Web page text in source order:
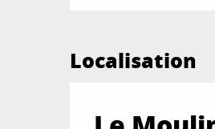
Localisation